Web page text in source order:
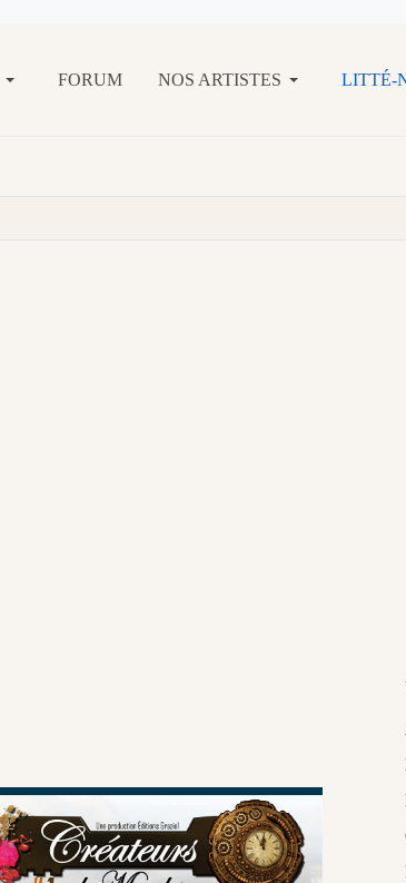
FORUM NOS ARTISTES LITTÉ-